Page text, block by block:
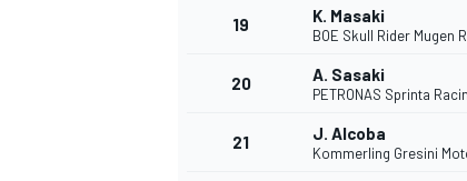
19 K. Masaki
BOE Skull Rider Mugen
20 A. Sasaki
PETRONAS Sprinta
21 J. Alcoba
Kommerling Gresini